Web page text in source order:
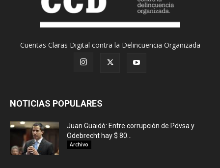
Cuentas Claras Digital contra la Delincuencia Organizada
NOTICIAS POPULARES
Juan Guaidó: Entre corrupción de Pdvsa y
Odebrecht hay $ 80...
Archivo